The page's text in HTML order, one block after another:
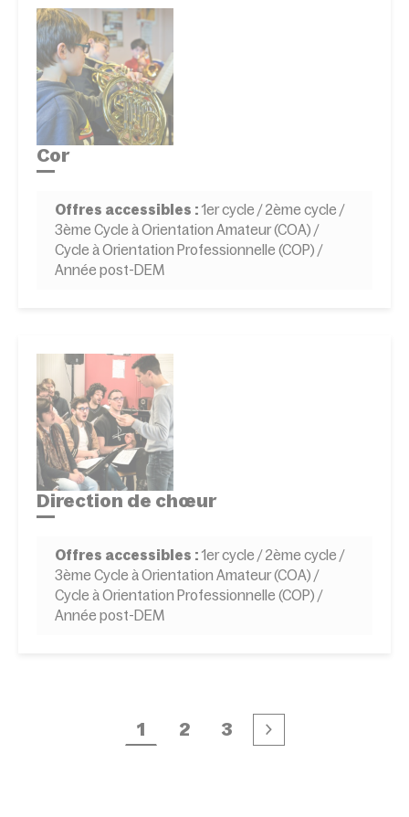
Cor
Offres accessibles : 1er cycle / 2ème cycle /
3ème Cycle à Orientation Amateur (COA) /
Cycle à Orientation Professionnelle (COP) /
Année post-DEM
Direction de chœur
Offres accessibles : 1er cycle / 2ème cycle /
3ème Cycle à Orientation Amateur (COA) /
Cycle à Orientation Professionnelle (COP) /
Année post-DEM
1 2 3